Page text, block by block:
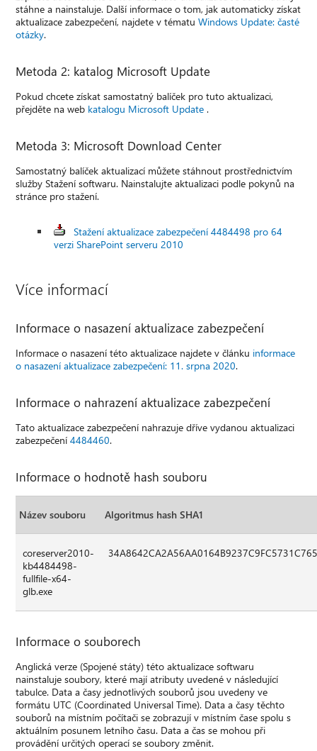
stáhne a nainstaluje. Další informace o tom, jak automaticky získat
aktualizace zabezpečení, najdete v tématuWindows Update: časté
otázky.
Metoda 2: katalog Microsoft Update
Pokud chcete získat samostatný balíček pro tuto aktualizaci,
přejděte na web katalogu Microsoft Update .
Metoda 3: Microsoft Download Center
Samostatný balíček aktualizací můžete stáhnout prostřednictvím
služby Stažení softwaru. Nainstalujte aktualizaci podle pokynů na
stránce pro stažení.
Stažení aktualizace zabezpečení 4484498 pro 64
verzi SharePoint serveru 2010
Více informací
Informace o nasazení aktualizace zabezpečení
Informace o nasazení této aktualizace najdete v článku informace
o nasazení aktualizace zabezpečení: 11. srpna 2020.
Informace o nahrazení aktualizace zabezpečení
Tato aktualizace zabezpečení nahrazuje dříve vydanou aktualizaci
zabezpečení4484460.
Informace o hodnotě hash souboru
Název souboru Algoritmus hash SHA1
coreserver2010-
kb4484498-
fullfile-x64-
glb.exe
Informace o souborech
Anglická verze (Spojené státy) této aktualizace softwaru
nainstaluje soubory, které mají atributy uvedené v následující
tabulce. Data a časy jednotlivých souborů jsou uvedeny ve
formátu UTC (Coordinated Universal Time). Data a časy těchto
souborů na místním počítači se zobrazují v místním čase spolu s
aktuálním posunem letního času. Data a čas se mohou při
provádění určitých operací se soubory změnit.